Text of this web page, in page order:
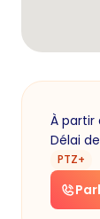
À partir
Délai
PTZ+